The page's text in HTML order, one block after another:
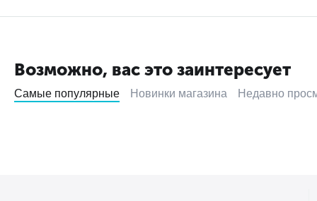
Возможно, вас это заинтересует
Самые популярные Новинки магазина Недавно